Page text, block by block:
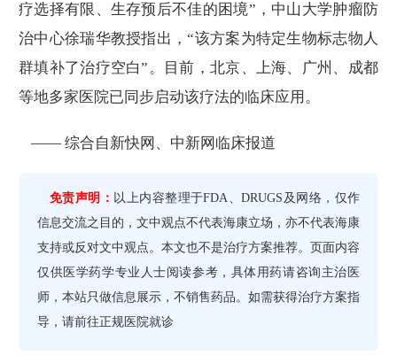
疗选择有限、生存预后不佳的困境”，中山大学肿瘤防
治中心徐瑞华教授指出，“该方案为特定生物标志物人
群填补了治疗空白”。目前，北京、上海、广州、成都
等地多家医院已同步启动该疗法的临床应用。
—— 综合自新快网、中新网临床报道
免责声明： 以上内容整理于FDA、DRUGS及网络，仅作
信息交流之目的，文中观点不代表海康立场，亦不代表海康
支持或反对文中观点。本文也不是治疗方案推荐。页面内容
仅供医学药学专业人士阅读参考，具体用药请咨询主治医
师，本站只做信息展示，不销售药品。如需获得治疗方案指
导，请前往正规医院就诊